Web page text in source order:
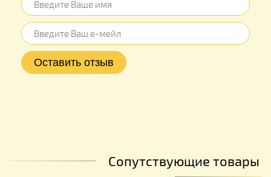
Сопутствующие товары